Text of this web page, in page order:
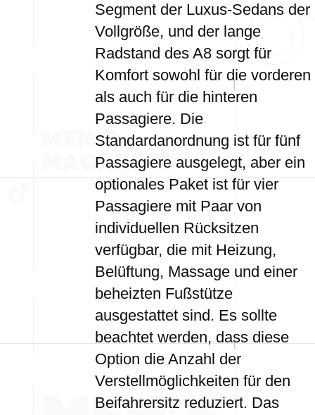
Segment der Luxus-Sedans der
Vollgröße, und der lange
Radstand des A8 sorgt für
Komfort sowohl für die vorderen
als auch für die hinteren
Passagiere. Die
Standardanordnung ist für fünf
Passagiere ausgelegt, aber ein
optionales Paket ist für vier
Passagiere mit Paar von
individuellen Rücksitzen
verfügbar, die mit Heizung,
Belüftung, Massage und einer
beheizten Fußstütze
ausgestattet sind. Es sollte
beachtet werden, dass diese
Option die Anzahl der
Verstellmöglichkeiten für den
Beifahrersitz reduziert. Das